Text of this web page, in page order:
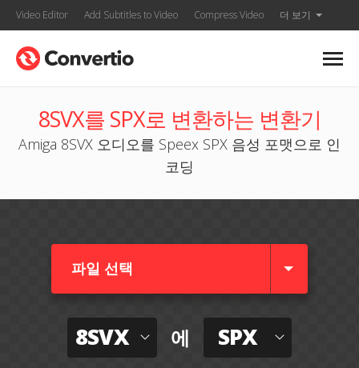
Video Editor Add Subtitles to Video Compress Video 더 보기
8SVX를 SPX로 변환하는 변환기
Amiga 8SVX 오디오를 Speex SPX 음성 포맷으로 인
코딩
파일 선택
8SVX 에 SPX